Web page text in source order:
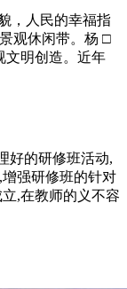
，人民的幸福指
观休闲带。杨 □
文明创造。近年
好的研修班活动,
强研修班的针对
,在教师的义不容